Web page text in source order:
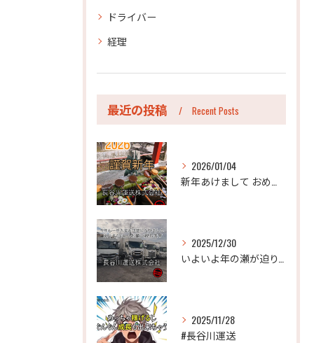
ドライバー
経理
最近の投稿 Recent Posts
2026/01/04
2025/12/30
2025/11/28
#長谷川運送